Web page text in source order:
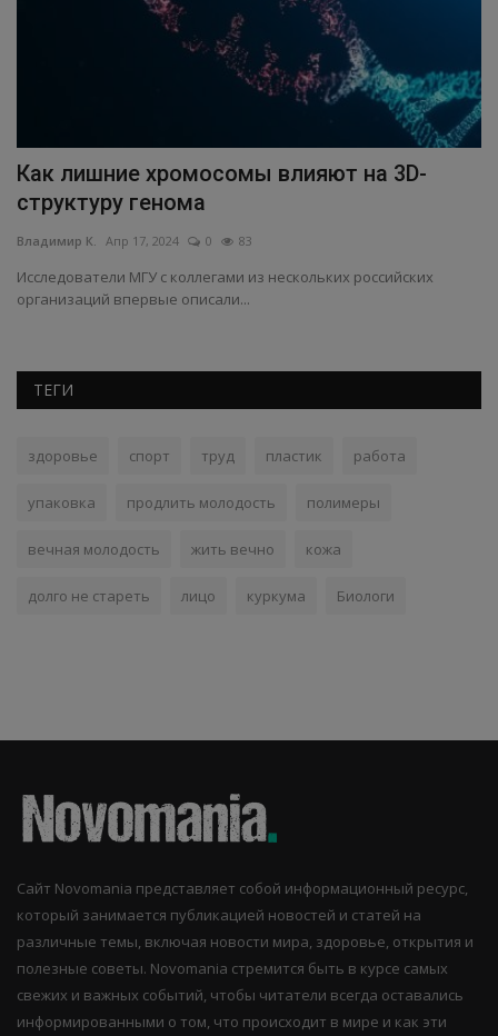
Как лишние хромосомы влияют на 3D-
структуру генома
Владимир К. Апр 17, 2024 0 83
Исследователи МГУ с коллегами из нескольких российских
организаций впервые описали...
ТЕГИ
здоровье спорт труд пластик работа
упаковка продлить молодость полимеры
вечная молодость жить вечно кожа
долго не стареть лицо куркума Биологи
Сайт Novomania представляет собой информационный ресурс,
который занимается публикацией новостей и статей на
различные темы, включая новости мира, здоровье, открытия и
полезные советы. Novomania стремится быть в курсе самых
свежих и важных событий, чтобы читатели всегда оставались
информированными о том, что происходит в мире и как эти